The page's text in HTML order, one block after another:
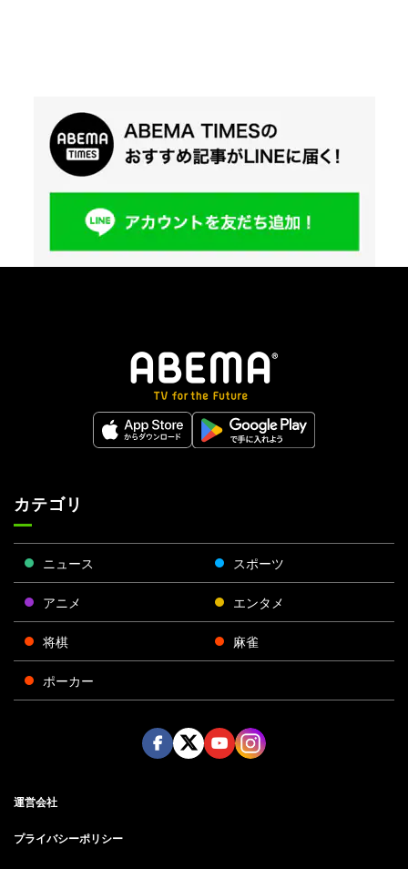
カテゴリ
ニュース スポーツ
アニメ エンタメ
将棋 麻雀
ポーカー
運営会社
プライバシーポリシー